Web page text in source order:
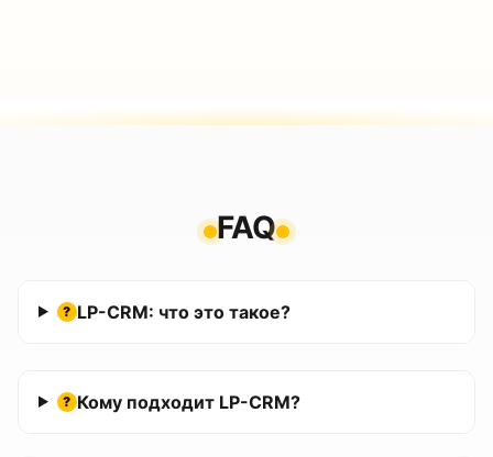
FAQ
? LP-CRM: что это такое?
? Кому подходит LP-CRM?